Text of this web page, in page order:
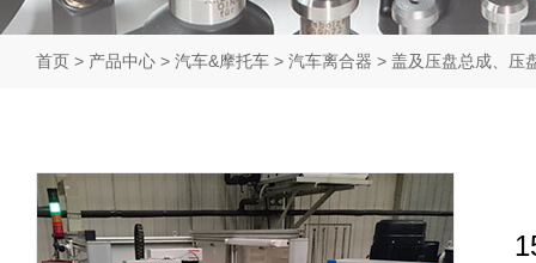
首页> 产品中心> 汽车&摩托车> 汽车离合器 > 盖及压盘总成、压